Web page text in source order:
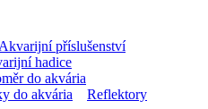
Akvarijní příslušenství
hadice
do akvária
do akvária Reflektory